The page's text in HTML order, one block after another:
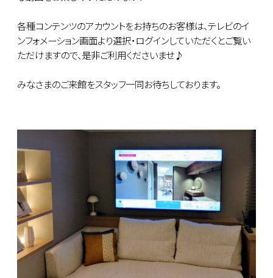
各種コンテンツのアカウントをお持ちのお客様は、テレビのイ
ンフォメーション画面より選択・ログインしていただくとご覧い
ただけますので、是非ご利用くださいませ♪
みなさまのご来館をスタッフ一同お待ちしております。